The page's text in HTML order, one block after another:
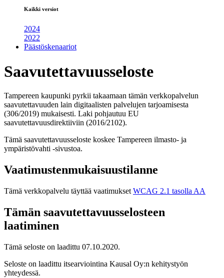
Kaikki versiot
2024
2022
Päästöskenaariot
Saavutettavuusseloste
Tampereen kaupunki pyrkii takaamaan tämän verkkopalvelun
saavutettavuuden lain digitaalisten palvelujen tarjoamisesta
(306/2019) mukaisesti. Laki pohjautuu EU
saavutettavuusdirektiiviin (2016/2102).
Tämä saavutettavuusseloste koskee Tampereen ilmasto- ja
ympäristövahti -sivustoa.
Vaatimustenmukaisuustilanne
Tämä verkkopalvelu täyttää vaatimukset WCAG 2.1 tasolla AA
Tämän saavutettavuusselosteen
laatiminen
Tämä seloste on laadittu 07.10.2020.
Seloste on laadittu itsearviointina Kausal Oy:n kehitystyön
yhteydessä.